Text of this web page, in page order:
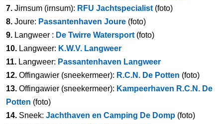
7. Jirnsum (irnsum): RFU Jachtspecialist (foto)
8. Joure: Passantenhaven Joure (foto)
9. Langweer : De Twirre Watersport (foto)
10. Langweer: K.W.V. Langweer
11. Langweer: Passantenhaven Langweer
12. Offingawier (sneekermeer): R.C.N. De Potten (foto)
13. Offingawier (sneekermeer): Kampeerhaven R.C.N. De
Potten (foto)
14. Sneek: Jachthaven en Camping De Domp (foto)